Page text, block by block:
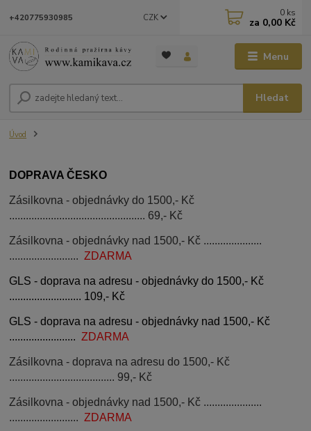
Menu
CZK
Hledat
+420775930985 0 ks
za 0,00 Kč
Úvod
DOPRAVA ČESKO
Zásilkovna - objednávky do 1500,- Kč
................................................. 69,- Kč
Zásilkovna - objednávky nad 1500,- Kč .....................
.........................ZDARMA
GLS - doprava na adresu - objednávky do 1500,- Kč
.......................... 109,- Kč
GLS - doprava na adresu - objednávky nad 1500,- Kč
........................ZDARMA
Zásilkovna - doprava na adresu do 1500,- Kč
...................................... 99,- Kč
Zásilkovna - objednávky nad 1500,- Kč .....................
.........................ZDARMA